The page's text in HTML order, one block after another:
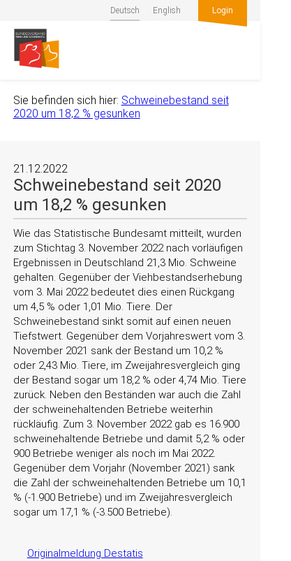
Deutsch English Login
Sie befinden sich hier: Schweinebestand seit
2020 um 18,2 % gesunken
21.12.2022
Schweinebestand seit 2020
um 18,2 % gesunken
Wie das Statistische Bundesamt mitteilt, wurden
zum Stichtag 3. November 2022 nach vorläufigen
Ergebnissen in Deutschland 21,3 Mio. Schweine
gehalten. Gegenüber der Viehbestandserhebung
vom 3. Mai 2022 bedeutet dies einen Rückgang
um 4,5 % oder 1,01 Mio. Tiere. Der
Schweinebestand sinkt somit auf einen neuen
Tiefstwert. Gegenüber dem Vorjahreswert vom 3.
November 2021 sank der Bestand um 10,2 %
oder 2,43 Mio. Tiere, im Zweijahresvergleich ging
der Bestand sogar um 18,2 % oder 4,74 Mio. Tiere
zurück. Neben den Beständen war auch die Zahl
der schweinehaltenden Betriebe weiterhin
rückläufig. Zum 3. November 2022 gab es 16.900
schweinehaltende Betriebe und damit 5,2 % oder
900 Betriebe weniger als noch im Mai 2022.
Gegenüber dem Vorjahr (November 2021) sank
die Zahl der schweinehaltenden Betriebe um 10,1
% (-1.900 Betriebe) und im Zweijahresvergleich
sogar um 17,1 % (-3.500 Betriebe).
Originalmeldung Destatis